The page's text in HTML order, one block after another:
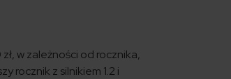
w zależności od rocznika,
rocznik z silnikiem 1.2 i